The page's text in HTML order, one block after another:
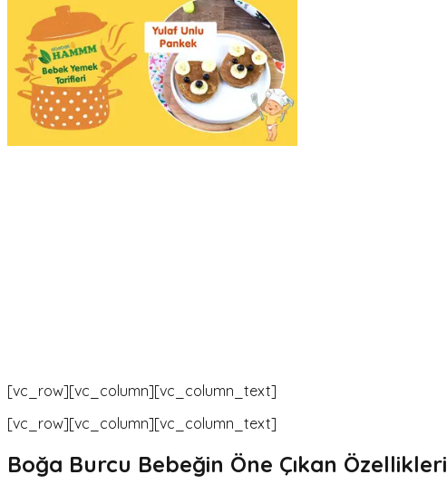
[vc_row][vc_column][vc_column_text]
[vc_row][vc_column][vc_column_text]
Boğa Burcu Bebeğin Öne Çıkan Özellikleri